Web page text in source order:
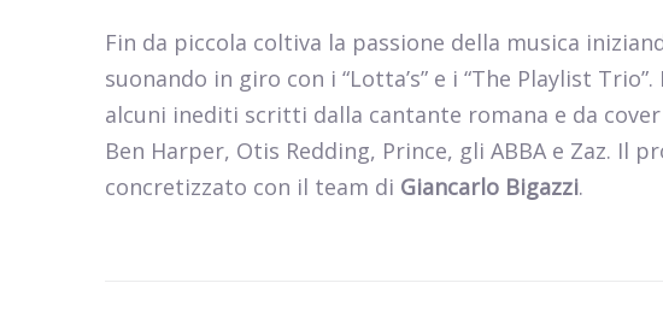
Fin da piccola coltiva la passione della musica
suonando in giro con i “Lotta’s” e i “The Playlist
alcuni inediti scritti dalla cantante romana e da cover
Ben Harper, Otis Redding, Prince, gli ABBA e Zaz.
concretizzato con il team di Giancarlo Bigazzi.